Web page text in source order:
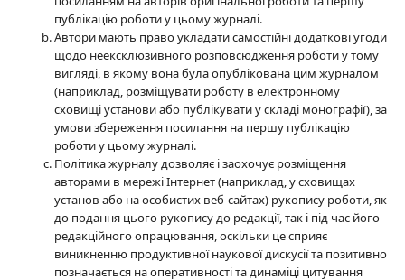
публікацію роботи у цьому журналі.
Автори мають право укладати самостійні додаткові угоди
щодо неексклюзивного розповсюдження роботи у тому
вигляді, в якому вона була опублікована цим журналом
(наприклад, розміщувати роботу в електронному
сховищі установи або публікувати у складі монографії), за
умови збереження посилання на першу публікацію
роботи у цьому журналі.
Політика журналу дозволяє і заохочує розміщення
авторами в мережі Інтернет (наприклад, у сховищах
установ або на особистих веб-сайтах) рукопису роботи, як
до подання цього рукопису до редакції, так і під час його
редакційного опрацювання, оскільки це сприяє
виникненню продуктивної наукової дискусії та позитивно
позначається на оперативності та динаміці цитування